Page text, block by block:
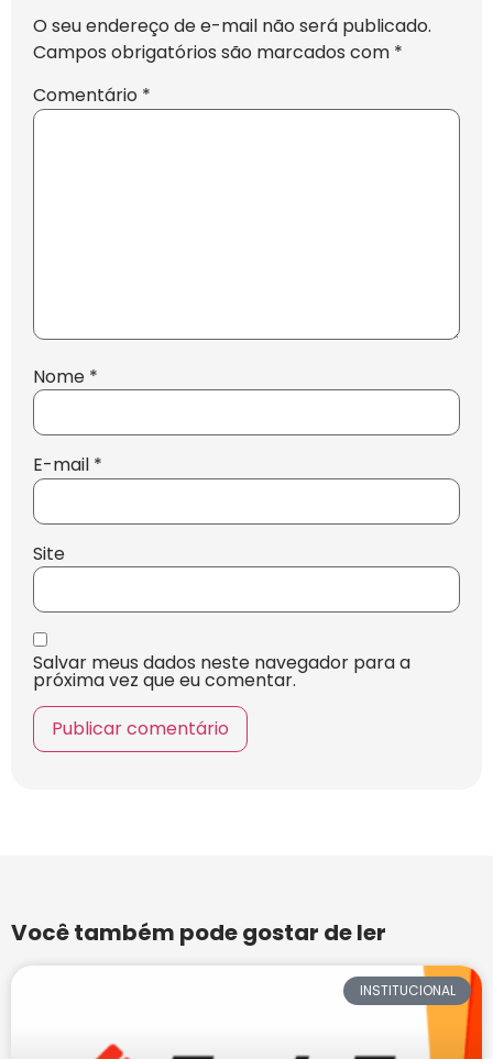
O seu endereço de e-mail não será publicado.
Campos obrigatórios são marcados com *
Comentário *
Nome *
E-mail *
Site
Salvar meus dados neste navegador para a
próxima vez que eu comentar.
Você também pode gostar de ler
INSTITUCIONAL